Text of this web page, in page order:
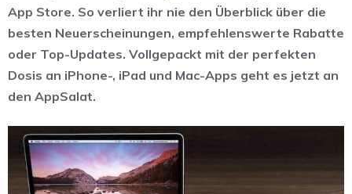
App Store. So verliert ihr nie den Überblick über die
besten Neuerscheinungen, empfehlenswerte Rabatte
oder Top-Updates. Vollgepackt mit der perfekten
Dosis an iPhone-, iPad und Mac-Apps geht es jetzt an
den AppSalat.